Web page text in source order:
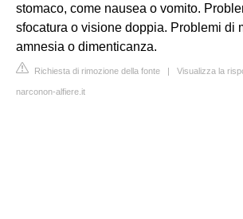
stomaco, come nausea o vomito.
sfocatura o visione doppia. Problemi di
amnesia o dimenticanza.
Richiesta di rimozione della fonte | Visualizza la
narconon-alfiere.it